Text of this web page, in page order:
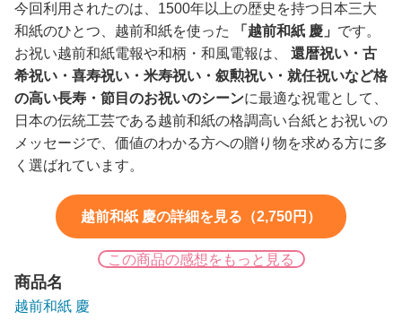
今回利用されたのは、1500年以上の歴史を持つ日本三大
和紙のひとつ、越前和紙を使った
「越前和紙 慶」 です。
お祝い越前和紙電報や和柄・和風電報は、 還暦祝い・古
希祝い・喜寿祝い・米寿祝い・叙勲祝い・就任祝いなど格
の高い長寿・節目のお祝いのシーンに最適な祝電として、
日本の伝統工芸である越前和紙の格調高い台紙とお祝いの
メッセージで、価値のわかる方への贈り物を求める方に多
く選ばれています。
越前和紙 慶の詳細を見る（2,750円）
この商品の感想をもっと見る
商品名
越前和紙 慶